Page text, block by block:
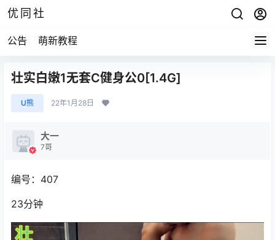
优同社
公告 萌新教程
壮实白嫩1无套C健身公0[1.4G]
U熊 22年1月28日
大一
7哥
编号：407
23分钟